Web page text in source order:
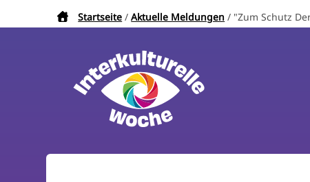
Pfadnavigation
Startseite Aktuelle Meldungen "Zum Schutz